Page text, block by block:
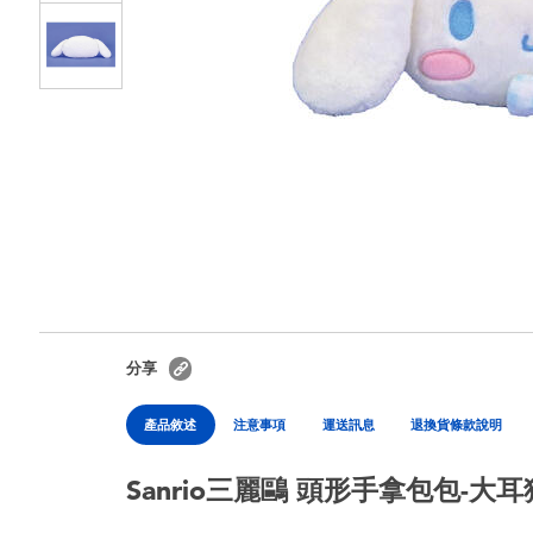
分享
產品敘述 注意事項 運送訊息 退換貨條款說明
Sanrio三麗鷗 頭形手拿包包-大耳